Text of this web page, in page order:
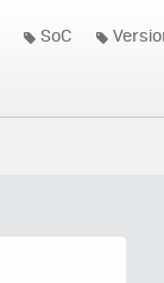
SoC